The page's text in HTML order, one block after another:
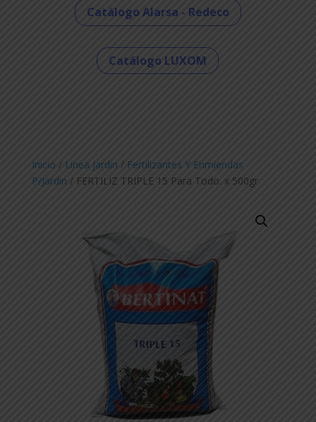
Catálogo Alarsa - Redeco
Catálogo LUXOM
Inicio / Linea Jardin / Fertilizantes Y Enmiendas
P/Jardin / FERTILIZ TRIPLE 15 Para Todo. x 500gr